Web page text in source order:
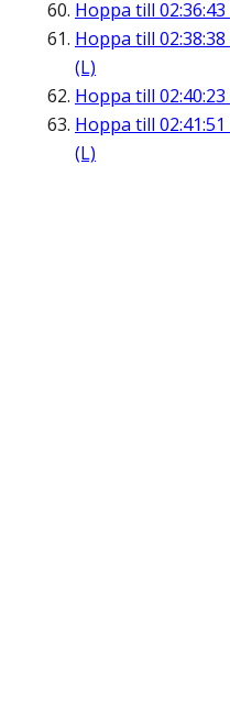
Hoppa till 02:36:43
Hoppa till 02:38:38
(L)
Hoppa till 02:40:23
Hoppa till 02:41:51
(L)